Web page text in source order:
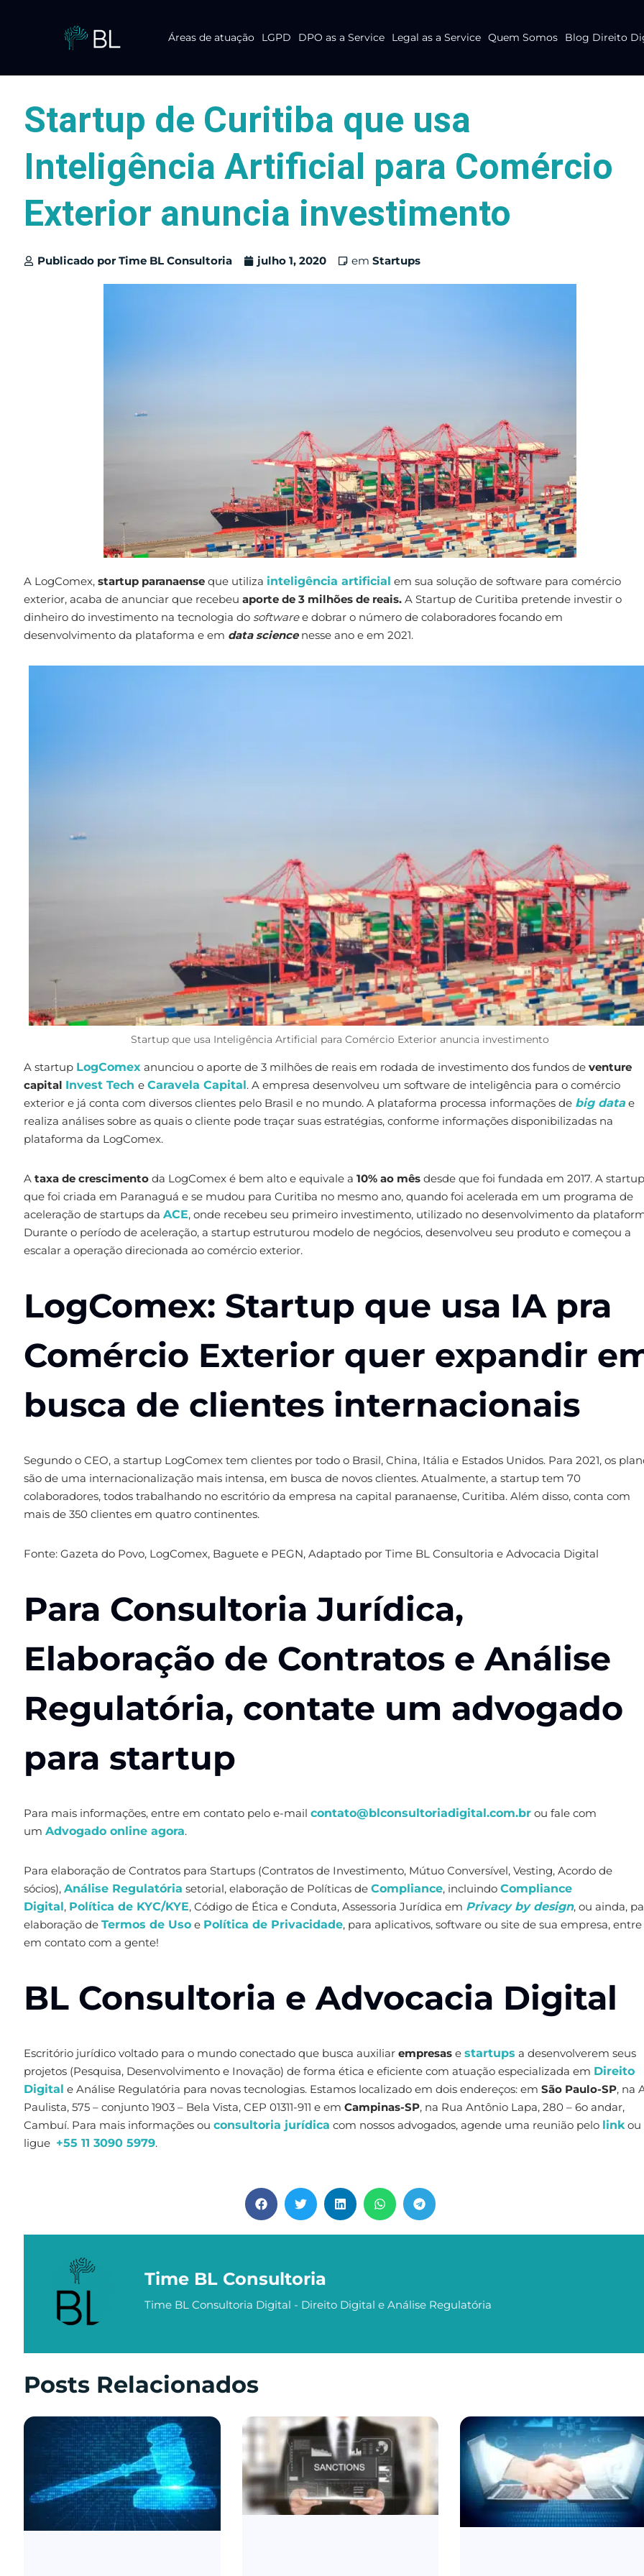
o
Áreas de atuação LGPD DPO as a Service Legal as a Service Quem Somos Blog Direito
Startup de Curitiba que usa
Inteligência Artificial para Comércio
Exterior anuncia investimento
Publicado por Time BL Consultoria julho 1, 2020 em Startups
A LogComex, startup paranaense que utiliza inteligência artificial em sua solução de software para comércio
exterior, acaba de anunciar que recebeu aporte de 3 milhões de reais. A Startup de Curitiba pretende investir o
dinheiro do investimento na tecnologia do softwaree dobrar o número de colaboradores focando em
desenvolvimento da plataforma e em data science nesse ano e em 2021.
Startup que usa Inteligência Artificial para Comércio Exterior anuncia investimento
A startup LogComex anunciou o aporte de 3 milhões de reais em rodada de investimento dos fundos de venture
capital Invest Tech e Caravela Capital. A empresa desenvolveu um software de inteligência para o comércio
exterior e já conta com diversos clientes pelo Brasil e no mundo. A plataforma processa informações de big datae
realiza análises sobre as quais o cliente pode traçar suas estratégias, conforme informações disponibilizadas na
plataforma da LogComex.
A taxa de crescimento da LogComex é bem alto e equivale a 10% ao mês desde que foi fundada em 2017. A
que foi criada em Paranaguá e se mudou para Curitiba no mesmo ano, quando foi acelerada em um programa de
aceleração de startups da ACE, onde recebeu seu primeiro investimento, utilizado no desenvolvimento da
Durante o período de aceleração, a startup estruturou modelo de negócios, desenvolveu seu produto e começou a
escalar a operação direcionada ao comércio exterior.
LogComex: Startup que usa IA pra
Comércio Exterior quer expandir
busca de clientes internacionais
Segundo o CEO, a startup LogComex tem clientes por todo o Brasil, China, Itália e Estados Unidos. Para 2021, os
são de uma internacionalização mais intensa, em busca de novos clientes. Atualmente, a startup tem 70
colaboradores, todos trabalhando no escritório da empresa na capital paranaense, Curitiba. Além disso, conta com
mais de 350 clientes em quatro continentes.
Fonte: Gazeta do Povo, LogComex, Baguete e PEGN, Adaptado por Time BL Consultoria e Advocacia Digital
Para Consultoria Jurídica,
Elaboração de Contratos e Análise
Regulatória, contate um advogado
para startup
Para mais informações, entre em contato pelo e-mail contato@blconsultoriadigital.com.br ou fale com
um Advogado online agora.
Para elaboração de Contratos para Startups (Contratos de Investimento, Mútuo Conversível, Vesting, Acordo de
sócios), Análise Regulatória setorial, elaboração de Políticas de Compliance, incluindo Compliance
Digital, Política de KYC/KYE, Código de Ética e Conduta, Assessoria Jurídica em Privacy by design, ou ainda,
elaboração de Termos de Uso e Política de Privacidade, para aplicativos, software ou site de sua empresa, entre
em contato com a gente!
BL Consultoria e Advocacia Digital
Escritório jurídico voltado para o mundo conectado que busca auxiliar empresas e startups a desenvolverem seus
projetos (Pesquisa, Desenvolvimento e Inovação) de forma ética e eficiente com atuação especializada em Direito
Digital e Análise Regulatória para novas tecnologias. Estamos localizado em dois endereços: em São Paulo-SP, na
Paulista, 575 – conjunto 1903 – Bela Vista, CEP 01311-911 e em Campinas-SP, na Rua Antônio Lapa, 280 – 6o andar,
Cambuí. Para mais informações ou consultoria jurídica com nossos advogados, agende uma reunião pelo linkou
ligue +55 11 3090 5979.
Time BL Consultoria
Time BL Consultoria Digital - Direito Digital e Análise Regulatória
Posts Relacionados